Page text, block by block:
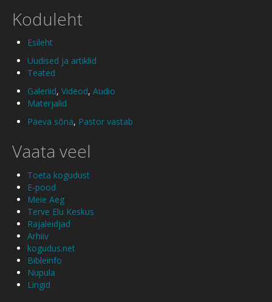
Koduleht
Esileht
Uudised ja artiklid
Teated
Galeriid, Videod, Audio
Materjalid
Päeva sõna, Pastor vastab
Vaata veel
Toeta kogudust
E-pood
Meie Aeg
Terve Elu Keskus
Rajaleidjad
Arhiiv
kogudus.net
Bibleinfo
Nupula
Lingid